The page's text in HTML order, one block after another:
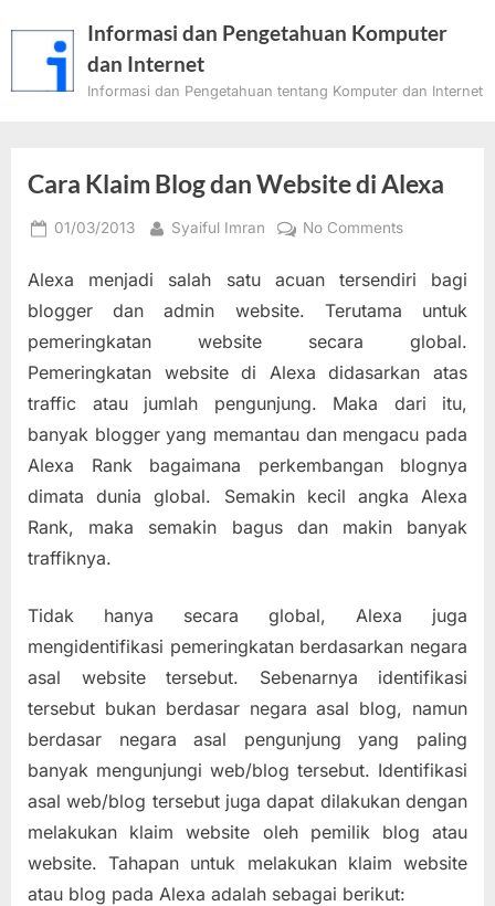
Informasi dan Pengetahuan Komputer
dan Internet
Informasi dan Pengetahuan tentang Komputer dan Internet
Cara Klaim Blog dan Website di Alexa
Posted
01/03/2013 By
Syaiful Imran No Commentson
Klaim
Blog
Website
di
Alexa
Alexa menjadi salah satu acuan tersendiri bagi
blogger dan admin website. Terutama untuk
pemeringkatan website secara global.
Pemeringkatan website di Alexa didasarkan atas
traffic atau jumlah pengunjung. Maka dari itu,
banyak blogger yang memantau dan mengacu pada
Alexa Rank bagaimana perkembangan blognya
dimata dunia global. Semakin kecil angka Alexa
Rank, maka semakin bagus dan makin banyak
traffiknya.
Tidak hanya secara global, Alexa juga
mengidentifikasi pemeringkatan berdasarkan negara
asal website tersebut. Sebenarnya identifikasi
tersebut bukan berdasar negara asal blog, namun
berdasar negara asal pengunjung yang paling
banyak mengunjungi web/blog tersebut. Identifikasi
asal web/blog tersebut juga dapat dilakukan dengan
melakukan klaim website oleh pemilik blog atau
website. Tahapan untuk melakukan klaim website
atau blog pada Alexa adalah sebagai berikut: